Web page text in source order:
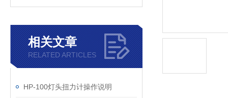
相关文章
RELATED ARTICLES
HP-100灯头扭力计操作说明